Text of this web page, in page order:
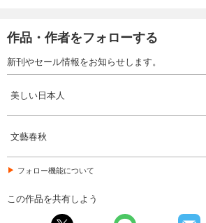
作品・作者をフォローする
新刊やセール情報をお知らせします。
美しい日本人
文藝春秋
フォロー機能について
この作品を共有しよう